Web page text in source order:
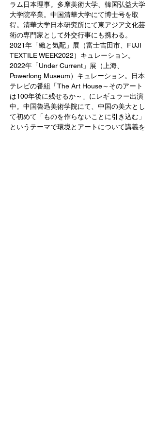
ラム日本理事。多摩美術大学、韓国弘益大学
大学院卒業。中国清華大学にて博士号を取
得。清華大学日本研究所にて東アジア文化芸
術の専門家として外交行事にも携わる。
2021年「織と気配」展（富士吉田市、FUJI
TEXTILE WEEK2022）キュレーション。
2022年「Under Current」展（上海、
Powerlong Museum）キュレーション。日本
テレビの番組「The Art House～そのアート
は100年後に残せるか～」にレギュラー出演
中。中国魯迅美術学院にて、中国の美大とし
て初めて「ものを作らないことに引き込む」
というテーマで環境とアートについて講義を